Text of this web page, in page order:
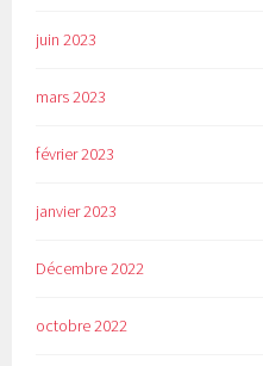
juin 2023
mars 2023
février 2023
janvier 2023
Décembre 2022
octobre 2022